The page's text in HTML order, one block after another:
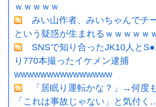
ｗｗｗｗｗ
みい山作者、みいちゃんでチ
という疑惑が生まれるｗｗｗｗｗ
SNSで知り合ったJK10人と
り770本撮ったイケメン逮捕
wwwwwwwwwwwwwww
「居眠り運転かな？」→何度
「これは事故じゃない」と気付く